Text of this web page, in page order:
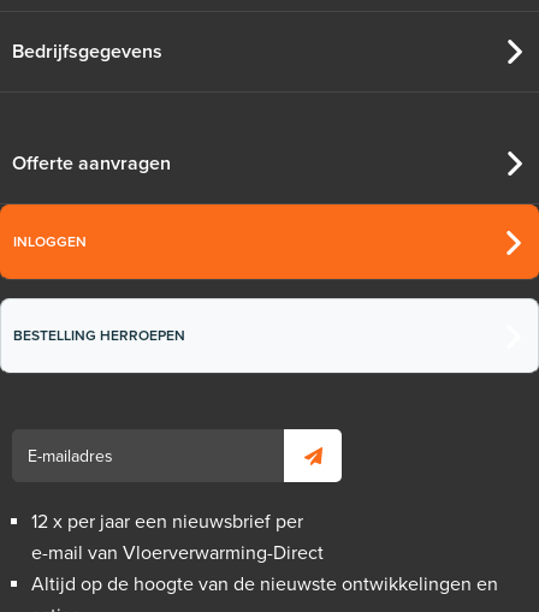
Bedrijfsgegevens
Offerte aanvragen
INLOGGEN
BESTELLING HERROEPEN
12 x per jaar een nieuwsbrief per
e-mail van Vloerverwarming-Direct
Altijd op de hoogte van de nieuwste ontwikkelingen en